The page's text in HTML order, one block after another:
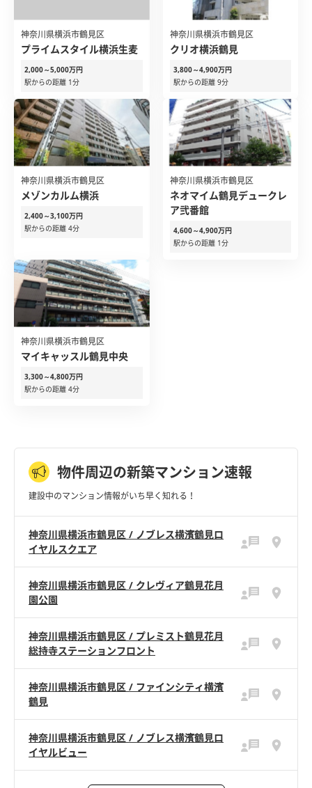
神奈川県横浜市鶴見区
プライムスタイル横浜生麦
2,000～5,000万円
駅からの距離 1分
神奈川県横浜市鶴見区
クリオ横浜鶴見
3,800～4,900万円
駅からの距離 9分
神奈川県横浜市鶴見区
メゾンカルム横浜
2,400～3,100万円
駅からの距離 4分
神奈川県横浜市鶴見区
ネオマイム鶴見デュークレ
ア弐番館
4,600～4,900万円
駅からの距離 1分
神奈川県横浜市鶴見区
マイキャッスル鶴見中央
3,300～4,800万円
駅からの距離 4分
物件周辺の新築マンション速報
建設中のマンション情報がいち早く知れる！
神奈川県横浜市鶴見区 / ノブレス横濱鶴見ロ
イヤルスクエア
神奈川県横浜市鶴見区 / クレヴィア鶴見花月
園公園
神奈川県横浜市鶴見区 / プレミスト鶴見花月
総持寺ステーションフロント
神奈川県横浜市鶴見区 / ファインシティ横濱
鶴見
神奈川県横浜市鶴見区 / ノブレス横濱鶴見ロ
イヤルビュー